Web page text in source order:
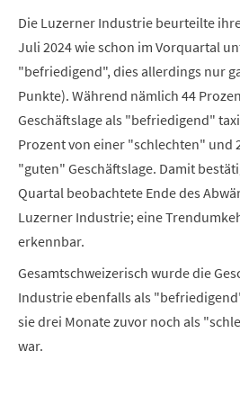
Die Luzerner Industrie beurteilte
Juli 2024 wie schon im Vorquartal
"befriedigend", dies allerdings nur
Punkte). Während nämlich 44
Geschäftslage als "befriedigend"
Prozent von einer "schlechten" und
"guten" Geschäftslage. Damit
Quartal beobachtete Ende des
Luzerner Industrie; eine
erkennbar.
Gesamtschweizerisch wurde die
Industrie ebenfalls als
sie drei Monate zuvor noch als
war.